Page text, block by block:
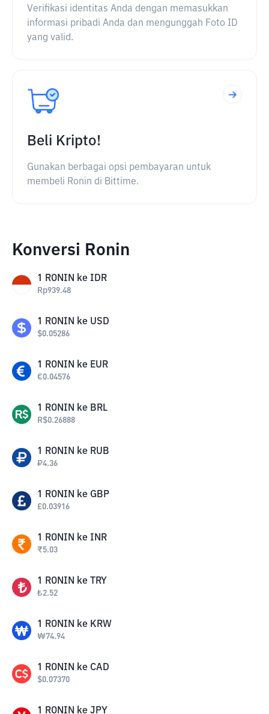
Verifikasi identitas Anda dengan memasukkan
informasi pribadi Anda dan mengunggah Foto ID
yang valid.
Beli Kripto!
Gunakan berbagai opsi pembayaran untuk
membeli Ronin di Bittime.
Konversi Ronin
1 RONIN ke IDR
Rp939.48
1 RONIN ke USD
$0.05286
1 RONIN ke EUR
€0.04576
1 RONIN ke BRL
R$0.26888
1 RONIN ke RUB
₽4.36
1 RONIN ke GBP
£0.03916
1 RONIN ke INR
₹5.03
1 RONIN ke TRY
₺2.52
1 RONIN ke KRW
₩74.94
1 RONIN ke CAD
$0.07370
1 RONIN ke JPY